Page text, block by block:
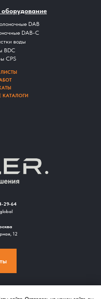
BDC
CPS
КАТАЛОГИ
оборудование
DAB
DAB-C
воды
29-64
12